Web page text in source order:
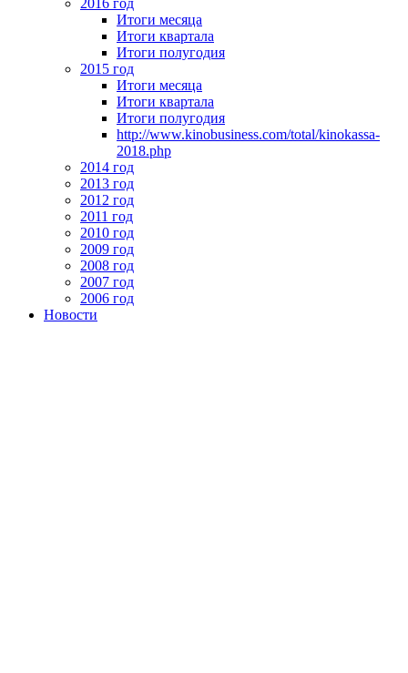
Итоги месяца
Итоги квартала
Итоги полугодия
2015 год
Итоги месяца
Итоги квартала
Итоги полугодия
http://www.kinobusiness.com/total/kinokassa-
2018.php
2014 год
2013 год
2012 год
2011 год
2010 год
2009 год
2008 год
2007 год
2006 год
Новости